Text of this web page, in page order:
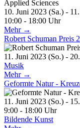
10. Juni 2023 (Sa.) -
10:00 - 18:00 Uhr
Mehr →
Robert Schuman Preis
11. Juni 2023 (So.) -
Musik
Mehr →
Geformte Natur -
11. Juni 2023 (So.) -
9:00 - 18:00 Uhr
Bildende Kunst